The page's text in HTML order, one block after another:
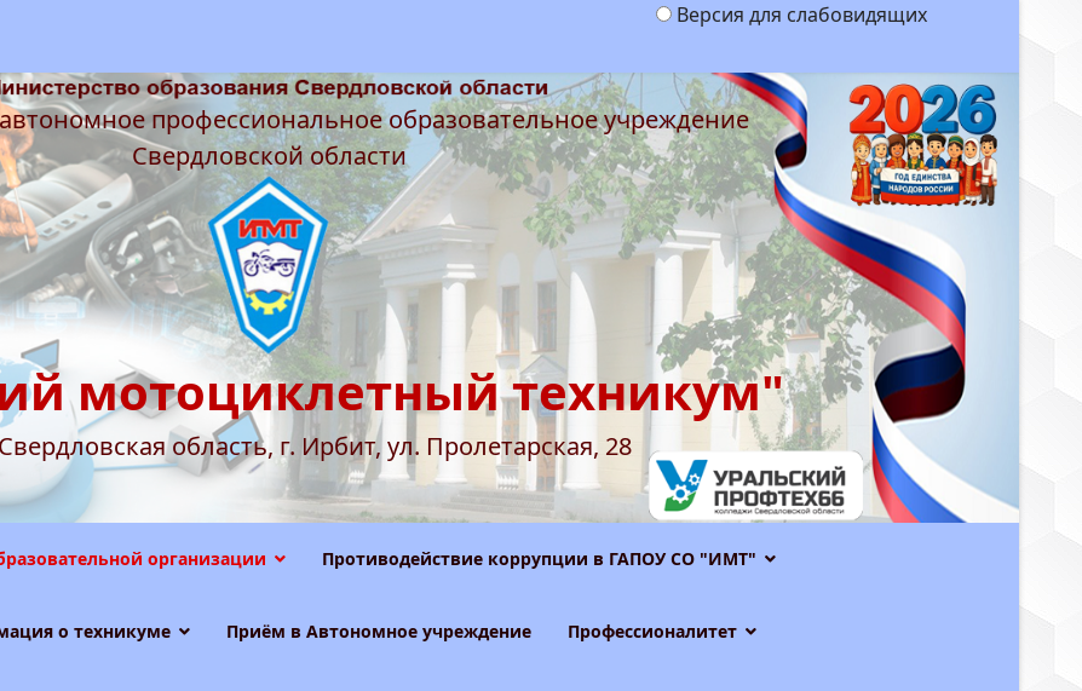
Версия для слабовидящих
профессиональное образовательное учреждение
Свердловской области
мотоциклетный техникум"
область, г. Ирбит, ул. Пролетарская, 28
организации Противодействие коррупции в ГАПОУ СО "ИМТ"
о техникуме Приём в Автономное учреждение Профессионалитет